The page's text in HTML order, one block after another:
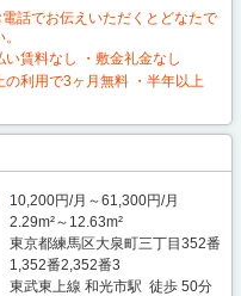
話でお伝えいただくとどなたで
賃料なし ・敷金礼金なし
利用で3ヶ月無料 ・半年以上
10,200円/月～61,300円/月
2.29m²～12.63m²
東京都練馬区大泉町三丁目352番
1,352番2,352番3
東武東上線 和光市駅 徒歩 50分